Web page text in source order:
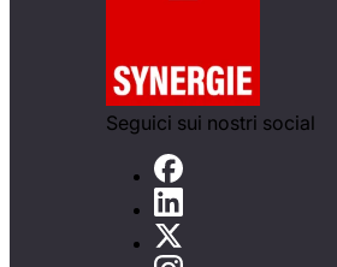
Seguici sui nostri social